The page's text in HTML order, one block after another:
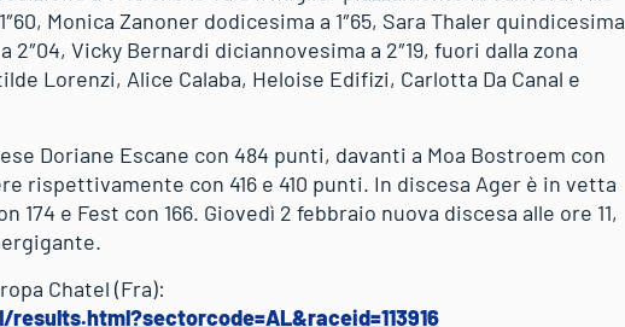
Monica Zanoner dodicesima a 1″65, Sara Thaler quindicesima
2″04, Vicky Bernardi diciannovesima a 2″19, fuori dalla zona
Lorenzi, Alice Calaba, Heloise Edifizi, Carlotta Da Canal e
Doriane Escane con 484 punti, davanti a Moa Bostroem con
rispettivamente con 416 e 410 punti. In discesa Ager è in vetta
174 e Fest con 166. Giovedì 2 febbraio nuova discesa alle ore 11,
Chatel (Fra):